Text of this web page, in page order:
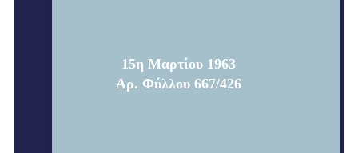
15η Μαρτίου 1963
Αρ. Φύλλου 667/426